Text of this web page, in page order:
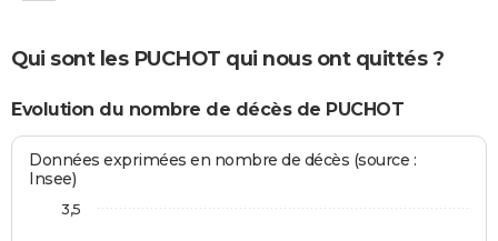
Qui sont les PUCHOT qui nous ont quittés ?
Evolution du nombre de décès de PUCHOT
Données exprimées en nombre de décès (source :
Insee)
3,5